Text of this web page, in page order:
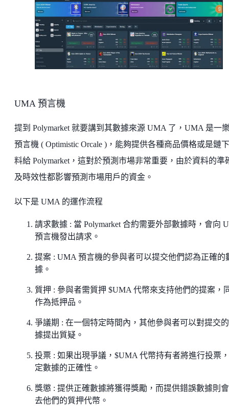
UMA 預言機
提到 Polymarket 就要講到其數據來源 UMA 了，UMA 是一
預言機 ( Optimistic Orcale )，能夠提供各種商品價格或是鏈
料給 Polymarket，這對於預測市場非常重要，由於資料的準
及時效性都影響預測市場用戶的資金。
以下是 UMA 的運作流程
請求數據 : 當 Polymarket 合約需要外部數據時，會向
預言機發出請求。
提案 : UMA 預言機的參與者可以提交他們認為正確的
據。
質押 : 參與者需質押 $UMA 代幣來支持他們的提案，
作為抵押品。
爭議期 : 在一個特定時間內，其他參與者可以對提交
據提出質疑。
投票 : 如果出現爭議，$UMA 代幣持有者將進行投票
定數據的正確性。
獎懲 : 提供正確數據將獲得獎勵，而提供錯誤數據則
去他們的質押代幣。